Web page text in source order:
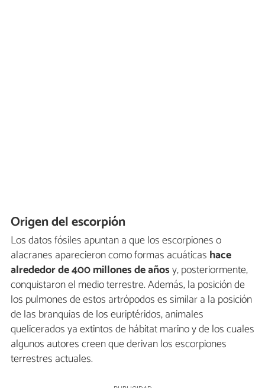
Origen del escorpión
Los datos fósiles apuntan a que los escorpiones o
alacranes aparecieron como formas acuáticas hace
alrededor de 400 millones de añosy, posteriormente,
conquistaron el medio terrestre. Además, la posición de
los pulmones de estos artrópodos es similar a la posición
de las branquias de los euriptéridos, animales
quelicerados ya extintos de hábitat marino y de los cuales
algunos autores creen que derivan los escorpiones
terrestres actuales.